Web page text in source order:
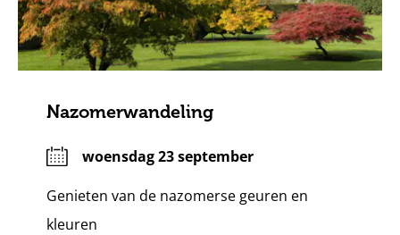
Nazomerwandeling
woensdag 23 september
Genieten van de nazomerse geuren en
kleuren